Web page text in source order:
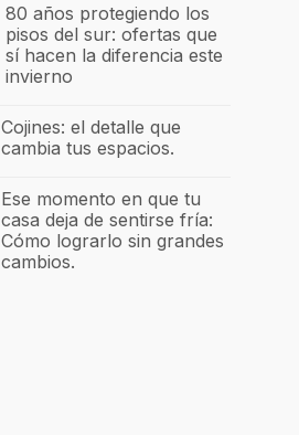
80 años protegiendo los
pisos del sur: ofertas que
sí hacen la diferencia este
invierno
Cojines: el detalle que
cambia tus espacios.
Ese momento en que tu
casa deja de sentirse fría:
Cómo lograrlo sin grandes
cambios.